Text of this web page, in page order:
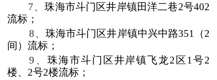
7、珠海市斗门区井岸镇田洋二巷2号402
流标；
8、珠海市斗门区井岸镇中兴中路351 （2
间）流标；
9 、 珠海市斗门区井岸镇飞龙2 区 1 号2
楼、 2号2楼流标；